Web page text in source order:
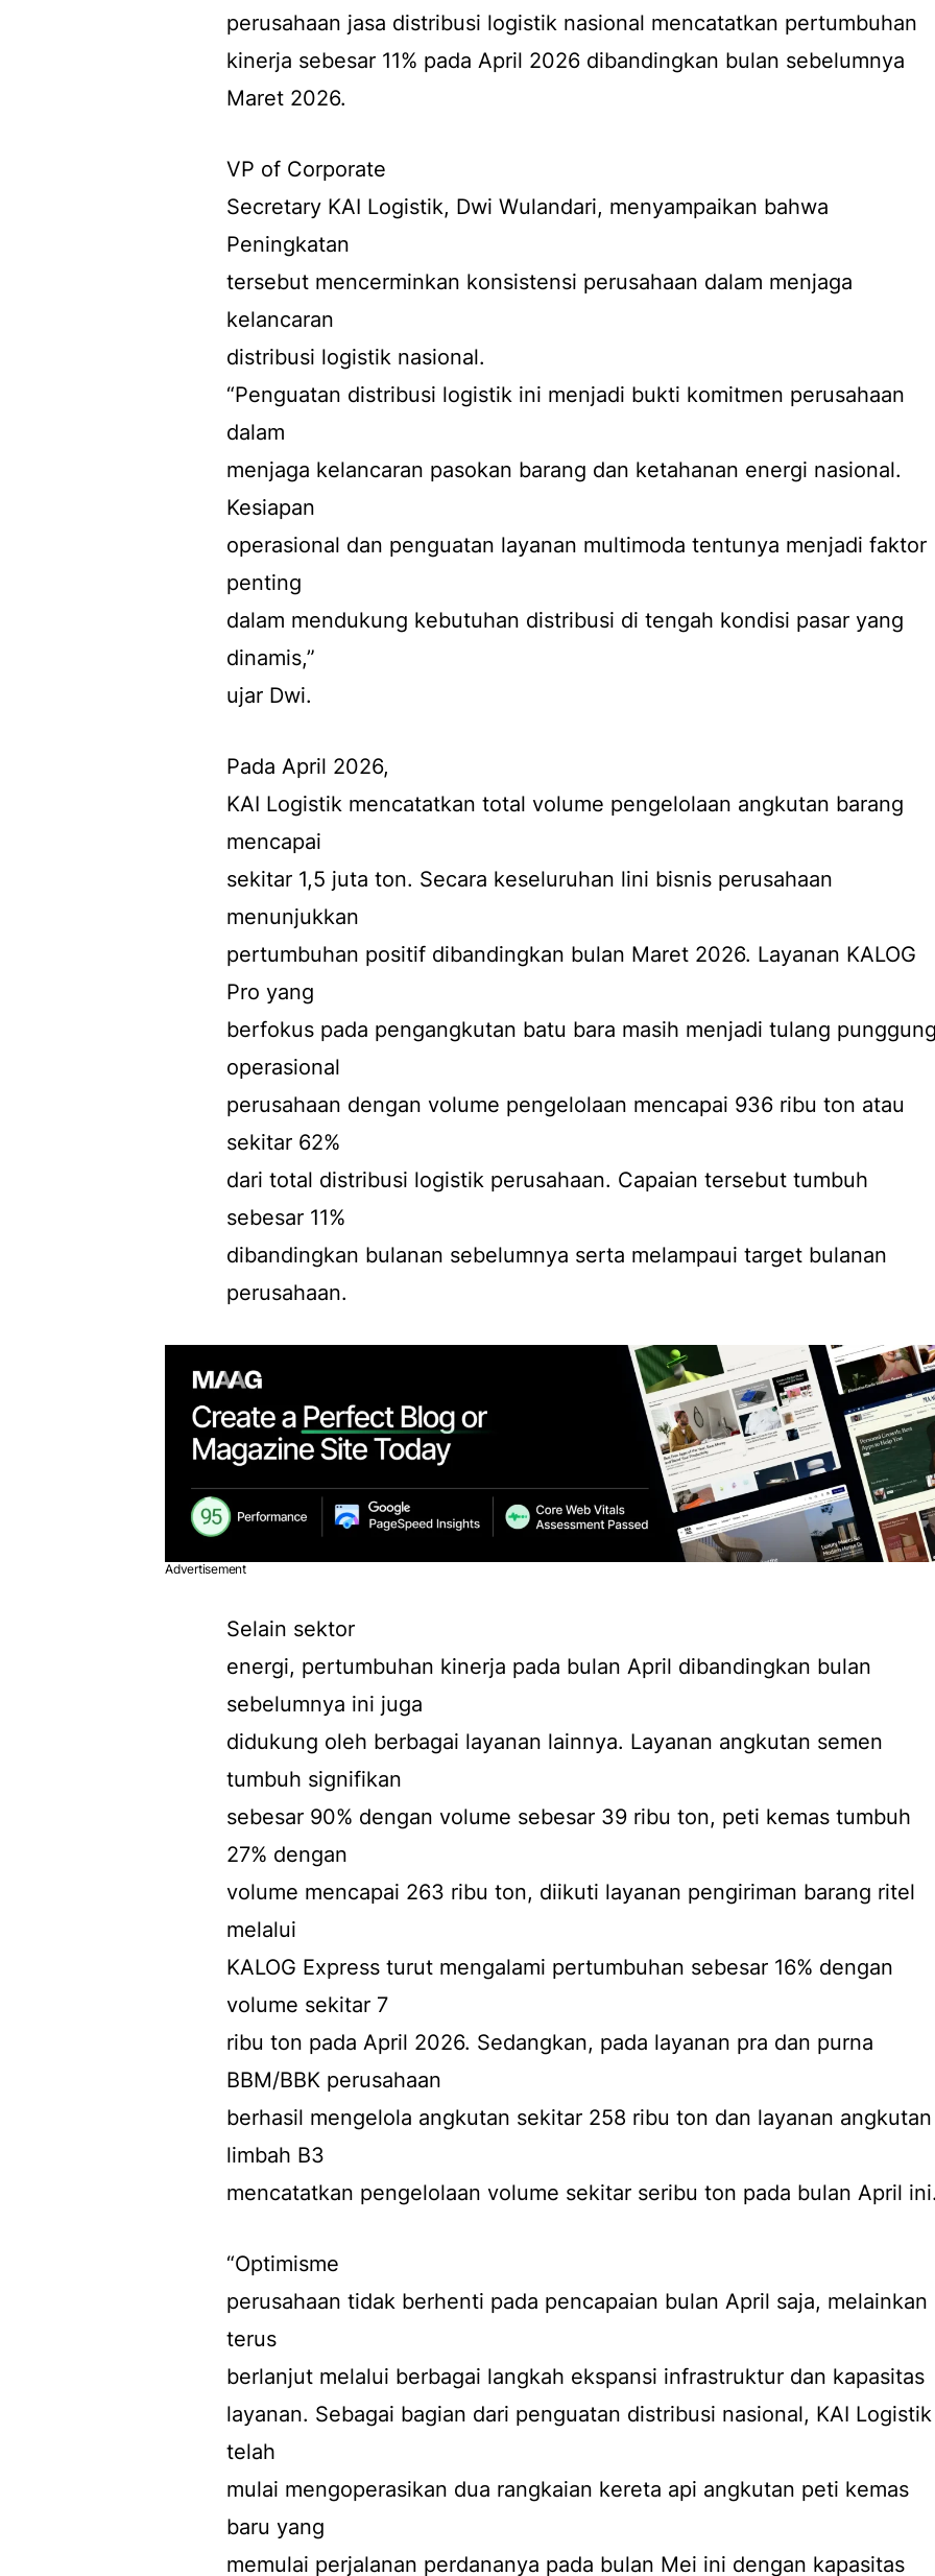
perusahaan jasa distribusi logistik nasional mencatatkan pertumbuhan
kinerja sebesar 11% pada April 2026 dibandingkan bulan sebelumnya
Maret 2026.
VP of Corporate
Secretary KAI Logistik, Dwi Wulandari, menyampaikan bahwa
Peningkatan
tersebut mencerminkan konsistensi perusahaan dalam menjaga
kelancaran
distribusi logistik nasional.
“Penguatan distribusi logistik ini menjadi bukti komitmen perusahaan
dalam
menjaga kelancaran pasokan barang dan ketahanan energi nasional.
Kesiapan
operasional dan penguatan layanan multimoda tentunya menjadi faktor
penting
dalam mendukung kebutuhan distribusi di tengah kondisi pasar yang
dinamis,”
ujar Dwi.
Pada April 2026,
KAI Logistik mencatatkan total volume pengelolaan angkutan barang
mencapai
sekitar 1,5 juta ton. Secara keseluruhan lini bisnis perusahaan
menunjukkan
pertumbuhan positif dibandingkan bulan Maret 2026. Layanan KALOG
Pro yang
berfokus pada pengangkutan batu bara masih menjadi tulang
operasional
perusahaan dengan volume pengelolaan mencapai 936 ribu ton atau
sekitar 62%
dari total distribusi logistik perusahaan. Capaian tersebut tumbuh
sebesar 11%
dibandingkan bulanan sebelumnya serta melampaui target bulanan
perusahaan.
Advertisement
Selain sektor
energi, pertumbuhan kinerja pada bulan April dibandingkan bulan
sebelumnya ini juga
didukung oleh berbagai layanan lainnya. Layanan angkutan semen
tumbuh signifikan
sebesar 90% dengan volume sebesar 39 ribu ton, peti kemas tumbuh
27% dengan
volume mencapai 263 ribu ton, diikuti layanan pengiriman barang ritel
melalui
KALOG Express turut mengalami pertumbuhan sebesar 16% dengan
volume sekitar 7
ribu ton pada April 2026. Sedangkan, pada layanan pra dan purna
BBM/BBK perusahaan
berhasil mengelola angkutan sekitar 258 ribu ton dan layanan angkutan
limbah B3
mencatatkan pengelolaan volume sekitar seribu ton pada bulan April
“Optimisme
perusahaan tidak berhenti pada pencapaian bulan April saja, melainkan
terus
berlanjut melalui berbagai langkah ekspansi infrastruktur dan kapasitas
layanan. Sebagai bagian dari penguatan distribusi nasional, KAI Logistik
telah
mulai mengoperasikan dua rangkaian kereta api angkutan peti kemas
baru yang
memulai perjalanan perdananya pada bulan Mei ini dengan kapasitas